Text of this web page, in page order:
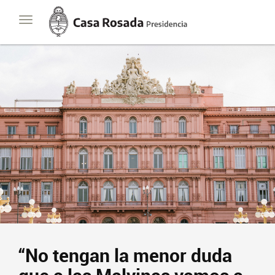
Toggle
navigation
Casa
Rosada
Presidencia
de
“No tengan la menor duda